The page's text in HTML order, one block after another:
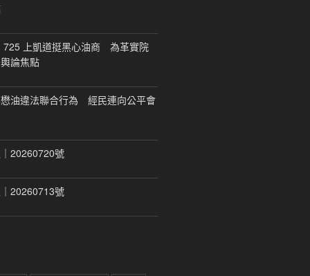
725 上凱道挺黑心油商 為革實院
論焦點
油違法聯合行為 經民連向公平會
20260720號
20260713號